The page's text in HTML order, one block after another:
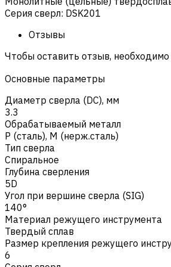
Серия сверл: DSK201
Отзывы
Чтобы оставить отзыв, необходимо
Основные параметры
Диаметр сверла (DC), мм
3.3
Обрабатываемый металл
Р (сталь), M (нерж.сталь)
Тип сверла
Спиральное
Глубина сверления
5D
Угол при вершине сверла (SIG)
140°
Материал режущего инструмента
Твердый сплав
Размер крепления режущего
6